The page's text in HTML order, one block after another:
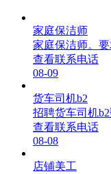
家庭保洁师
家庭保洁师。
查看联系电话
08-09
货车司机b2
招聘货车司机
查看联系电话
08-08
店铺美工